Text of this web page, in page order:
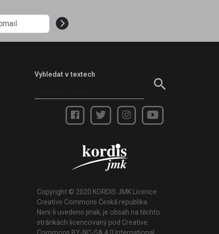
Vyhledat v textech
Copyright © 2020 KORDIS JMK Licence
Creative Commons Česká republika.
Není-li uvedeno jinak, je obsah na těchto
stránkách licencovaný pod Creative